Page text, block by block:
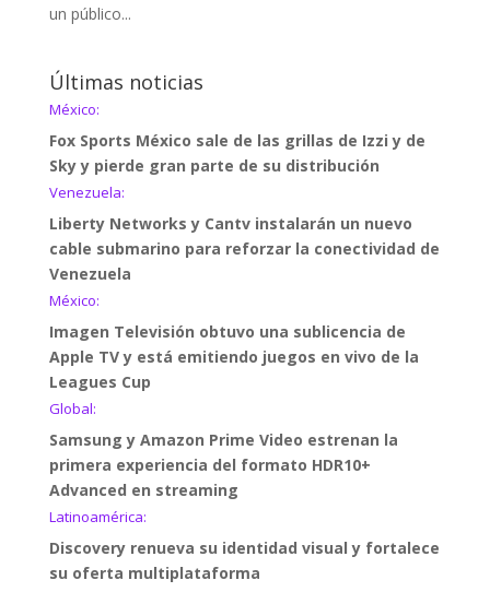
un público...
Últimas noticias
México:
Fox Sports México sale de las grillas de Izzi y de
Sky y pierde gran parte de su distribución
Venezuela:
Liberty Networks y Cantv instalarán un nuevo
cable submarino para reforzar la conectividad de
Venezuela
México:
Imagen Televisión obtuvo una sublicencia de
Apple TV y está emitiendo juegos en vivo de la
Leagues Cup
Global:
Samsung y Amazon Prime Video estrenan la
primera experiencia del formato HDR10+
Advanced en streaming
Latinoamérica:
Discovery renueva su identidad visual y fortalece
su oferta multiplataforma